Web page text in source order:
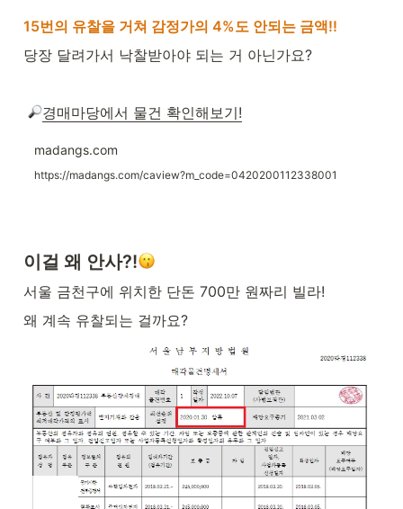
15번의 유찰을 거쳐 감정가의 4%도 안되는 금액!!
당장 달려가서 낙찰받아야 되는 거 아닌가요?
경매마당에서 물건 확인해보기!
madangs.com
https://madangs.com/caview?m_code=0420200112338001
이걸 왜 안사?!
서울 금천구에 위치한 단돈 700만 원짜리 빌라!
왜 계속 유찰되는 걸까요?